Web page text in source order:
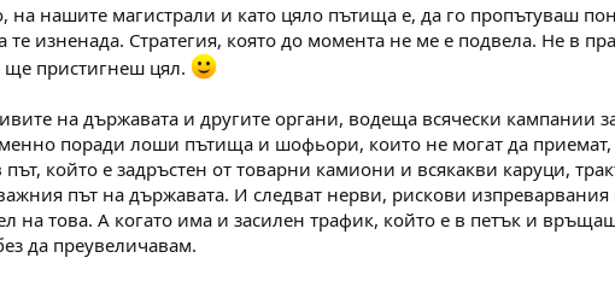
на нашите магистрали и като цяло пътища е, да го пропътуваш
те изненада. Стратегия, която до момента не ме е подвела. Не в
ще пристигнеш цял.
на държавата и другите органи, водеща всячески кампании
поради лоши пътища и шофьори, които не могат да приемат,
който е задръстен от товарни камиони и всякакви каруци,
път на държавата. И следват нерви, рискови
на това. А когато има и засилен трафик, който е в петък и
да преувеличавам.